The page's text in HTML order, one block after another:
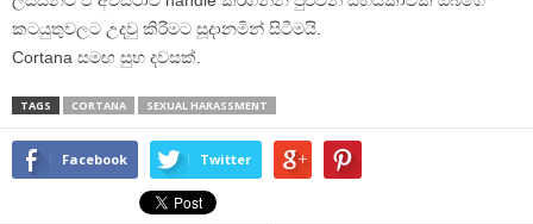
කටයුතුවලට උදවු කිරීමට සූදානමින් සිටීමයි.
Cortana සමඟ සුභ දවසක්.
TAGS CORTANA SEXUAL HARASSMENT
Facebook Twitter